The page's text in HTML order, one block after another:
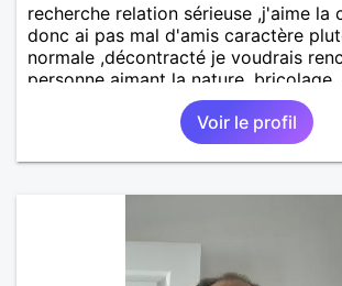
recherche relation sérieuse ,j'aime la
donc ai pas mal d'amis caractère
normale ,décontracté je voudrais
personne aimant la nature ,bricolage
simple et naturel à vos claviers
Voir le profil